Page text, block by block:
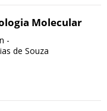
Molecular
-
de Souza